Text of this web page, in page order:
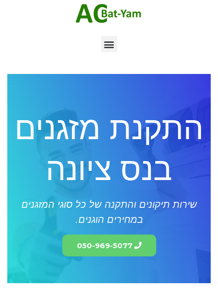
התקנת מזגנים
בנס ציונה
שירות תיקונים והתקנה של כל סוגי המזגנים
במחירים הוגנים.
050-969-5077